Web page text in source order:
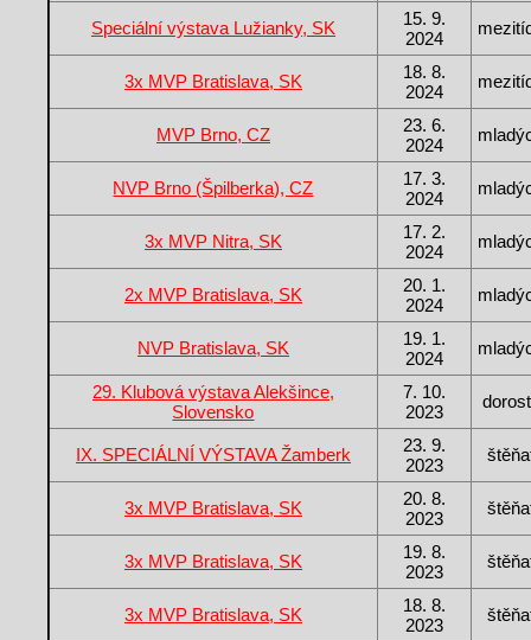
Speciální výstava Lužianky, SK
15. 9.
2024
3x MVP Bratislava, SK
18. 8.
2024
MVP Brno, CZ
23. 6.
2024
NVP Brno (Špilberka), CZ
17. 3.
2024
3x MVP Nitra, SK
17. 2.
2024
2x MVP Bratislava, SK
20. 1.
2024
NVP Bratislava, SK
19. 1.
2024
29. Klubová výstava Alekšince,
Slovensko
7. 10.
2023
IX. SPECIÁLNÍ VÝSTAVA Žamberk
23. 9.
2023
3x MVP Bratislava, SK
20. 8.
2023
3x MVP Bratislava, SK
19. 8.
2023
3x MVP Bratislava, SK
18. 8.
2023